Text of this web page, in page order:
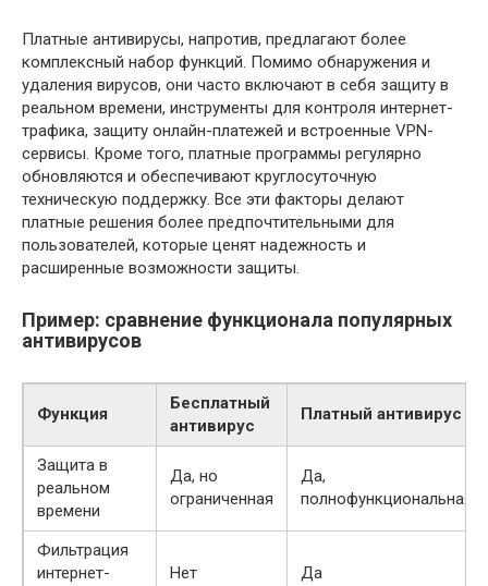
Платные антивирусы, напротив, предлагают более
комплексный набор функций. Помимо обнаружения и
удаления вирусов, они часто включают в себя защиту в
реальном времени, инструменты для контроля интернет-
трафика, защиту онлайн-платежей и встроенные VPN-
сервисы. Кроме того, платные программы регулярно
обновляются и обеспечивают круглосуточную
техническую поддержку. Все эти факторы делают
платные решения более предпочтительными для
пользователей, которые ценят надежность и
расширенные возможности защиты.
Пример: сравнение функционала популярных
антивирусов
Функция
Бесплатный
антивирус
Платный антивирус
Защита в
реальном
времени
Да, но
ограниченная
Да,
полнофункциональная
Фильтрация
интернет-
Нет Да